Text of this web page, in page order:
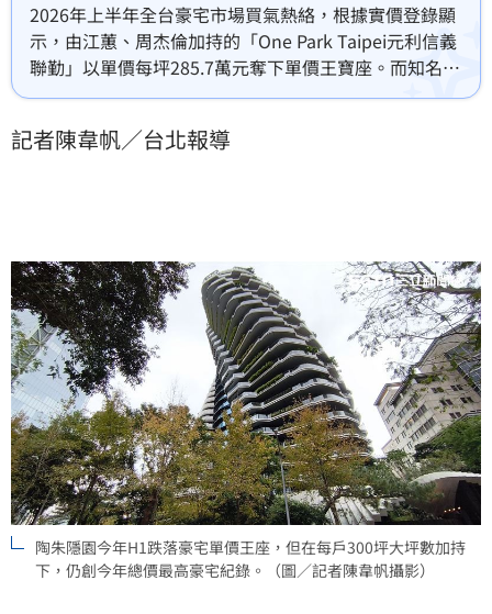
2026年上半年全台豪宅市場買氣熱絡，根據實價登錄顯
示，由江蕙、周杰倫加持的「One Park Taipei元利信義
聯勤」以單價每坪285.7萬元奪下單價王寶座。而知名旋
轉豪宅「陶朱隱園」雖單價屈居亞軍，但憑藉每戶逾
旭嵐指出，受惠股市暢旺與科技業獲利，高端買家資產
購屋關鍵指標。
記者陳韋帆／台北報導
陶朱隱園今年H1跌落豪宅單價王座，但在每戶300坪大坪數加持
下，仍創今年總價最高豪宅紀錄。（圖／記者陳韋帆攝影）